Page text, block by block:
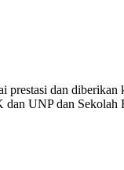
dan
dan UNP dan Sekolah